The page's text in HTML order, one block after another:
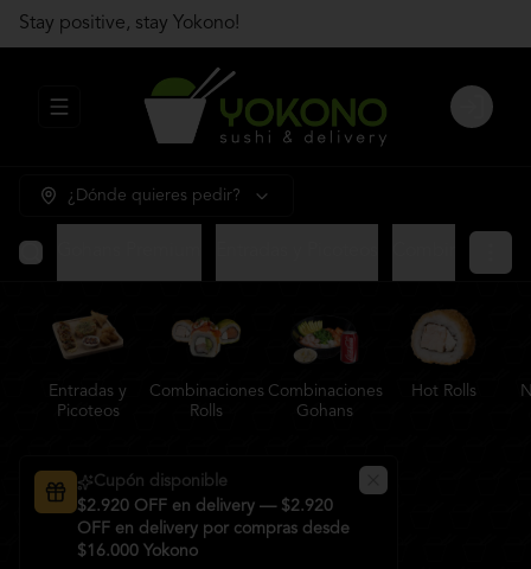
Stay positive, stay Yokono!
Abrir menu de navegación Login
¿Dónde quieres pedir?
Entradas y
Picoteos
Combinaciones
Rolls
Combinaciones
Gohans
Hot Rolls
Cupón disponible
$2.920 OFF en delivery — $2.920
OFF en delivery por compras desde
$16.000 Yokono